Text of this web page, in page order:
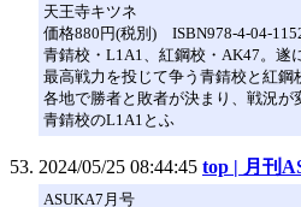
天王寺キツネ
価格880円(税別) ISBN978-4-04-
青錆校・L1A1、紅鋼校・AK47。遂
最高戦力を投じて争う青錆校と紅鋼
各地で勝者と敗者が決まり、戦況が
青錆校のL1A1とふ
2024/05/25 08:44:45 top | 月刊
ASUKA7月号